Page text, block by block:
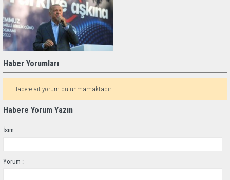
Haber Yorumları
Habere ait yorum bulunmamaktadır.
Habere Yorum Yazın
İsim :
Yorum :